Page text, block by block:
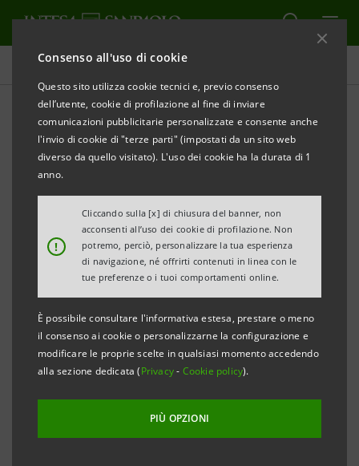
Consenso all'uso di cookie
Questo sito utilizza cookie tecnici e, previo consenso
dell’utente, cookie di profilazione al fine di inviare
comunicazioni pubblicitarie personalizzate e consente anche
l'invio di cookie di "terze parti" (impostati da un sito web
diverso da quello visitato). L'uso dei cookie ha la durata di 1
anno.
!
Cliccando sulla [x] di chiusura del banner, non
acconsenti all’uso dei cookie di profilazione. Non
potremo, perciò, personalizzare la tua esperienza
di navigazione, né offrirti contenuti in linea con le
tue preferenze o i tuoi comportamenti online.
È possibile consultare l'informativa estesa, prestare o meno
il consenso ai cookie o personalizzarne la configurazione e
modificare le proprie scelte in qualsiasi momento accedendo
alla sezione dedicata (Privacy- Cookie policy).
PIÙ OPZIONI
Comunicati stampa
STAMPA AGGIORNA
ACCORDO TRA INTESA SANPAOLO E
CONFCOMMERCIO PROVINCIA DI CUNEO
TERRITORIO
Punti centrali del protocollo: nuove linee di
credito supportate da un plafond
nazionale di 5 miliardi di euro,
finanziamenti innovativi per accelerare
transizione sostenibile e digitalizzazione,
iniziative per favorire l’accesso ai fondi del
materie prime e dell'energia. Previste
agevolazioni per i pagamenti digitali